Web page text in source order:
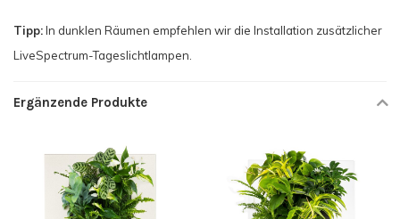
Tipp:In dunklen Räumen empfehlen wir die Installation zusätzlicher
LiveSpectrum-Tageslichtlampen.
Ergänzende Produkte